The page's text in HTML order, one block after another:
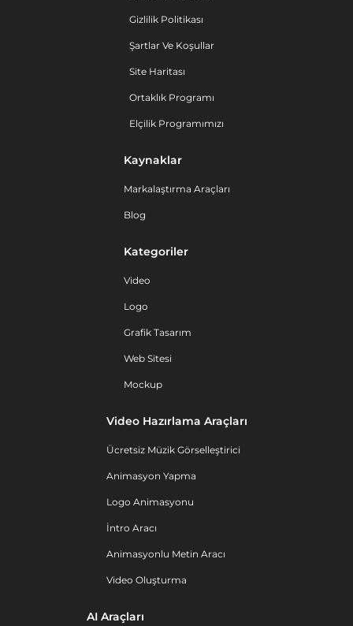
Gizlilik Politikası
Şartlar Ve Koşullar
Site Haritası
Ortaklık Programı
Elçilik Programımızı
Kaynaklar
Markalaştırma Araçları
Blog
Kategoriler
Video
Logo
Grafik Tasarım
Web Sitesi
Mockup
Video Hazırlama Araçları
Ücretsiz Müzik Görselleştirici
Animasyon Yapma
Logo Animasyonu
İntro Aracı
Animasyonlu Metin Aracı
Video Oluşturma
AI Araçları